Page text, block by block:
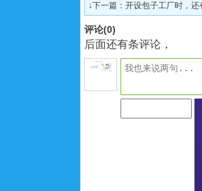
↓下一篇： 开设包子工厂时，
评论(0)
后面还有条评论，